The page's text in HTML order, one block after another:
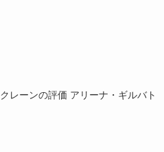
レーンの評価 アリーナ・ギルバト